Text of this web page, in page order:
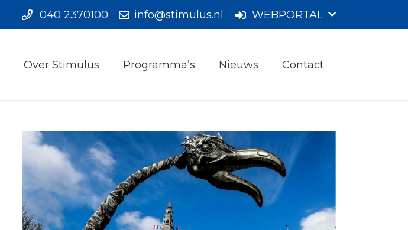
040 2370100 info@stimulus.nl WEBPORTAL
Over Stimulus Programma’s Nieuws Contact